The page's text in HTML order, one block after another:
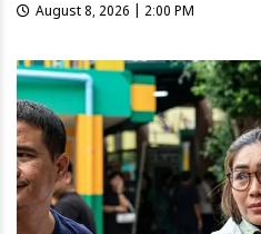
August 8, 2026 | 2:00 PM